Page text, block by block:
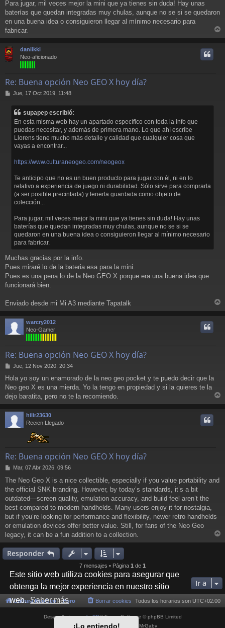
Este sitio web utiliza cookies para asegurar que
obtenga la mejor experiencia en nuestro sitio
web.Saber más
¡Lo entiendo!
Para jugar, mil veces mejor la mini que ya tienes sin duda! Hay unas
baterías que quedan integradas muy chulas, aunque no se si se quedaron
en una buena idea o consiguieron llegar al mínimo necesario para
fabricar.
r
daniikki
Neo-aficionado
Re: Buena opción Neo GEO X hoy día?
M
Jue, 17 Oct 2019, 11:48
supapep escribió:
En esta misma web hay un apartado específico con toda la info que
puedas necesitar, y además de primera mano. Lo que ahí escribe
Llorens tiene mucho más detalle y calidad que cualquier cosa que
vayas a encontrar...
https://www.culturaneogeo.com/neogeox
Te anticipo que no es un buen producto para jugar con él, ni en lo
relativo a experiencia de juego ni durabilidad. Sólo sirve para comprarla
(a ser posible precintada) y tenerla guardada como objeto de
colección...
Para jugar, mil veces mejor la mini que ya tienes sin duda! Hay unas
baterías que quedan integradas muy chulas, aunque no se si se
quedaron en una buena idea o consiguieron llegar al mínimo necesario
para fabricar.
Muchas gracias por la info.
Pues miraré lo de la bateria esa para la mini.
Pues es una pena lo de la Neo GEO X porque era una buena idea que
funcionará bien.
Enviado desde mi Mi A3 mediante Tapatalk
r
warcry2012
Neo-Gamer
Re: Buena opción Neo GEO X hoy día?
M
n
s
a
j
e
Jue, 12 Nov 2020, 20:34
Hola yo soy un enamorado de la neo geo pocket y te puedo decir que la
Neo geo X es una mierda. Yo la tengo en propiedad y si la quieres te la
dejo baratita, pero no te la recomiendo.
r
hilir23630
Recien Llegado
Re: Buena opción Neo GEO X hoy día?
M
n
s
a
Mar, 07 Abr 2026, 09:56
The Neo Geo X is a nice collectible, especially if you value portability and
the official SNK branding. However, by today’s standards, it’s a bit
outdated—screen quality, emulation accuracy, and build feel aren’t the
best compared to modern handhelds. Many users enjoy it for nostalgia,
but if you’re looking for performance and flexibility, newer retro handhelds
or emulation devices offer better value. Still, for fans of the Neo Geo
legacy, it can be a fun addition to a collection.
r
Responder
7 mensajes • Página 1 de 1
Ir a
Cultura NeoGeo Foro Todos los horarios son UTC+02:00
Borrar cookies
Desarrollado porphpBB® Forum Software © phpBB Limited
Style porArty- phpBB 3.3 por MrGaby